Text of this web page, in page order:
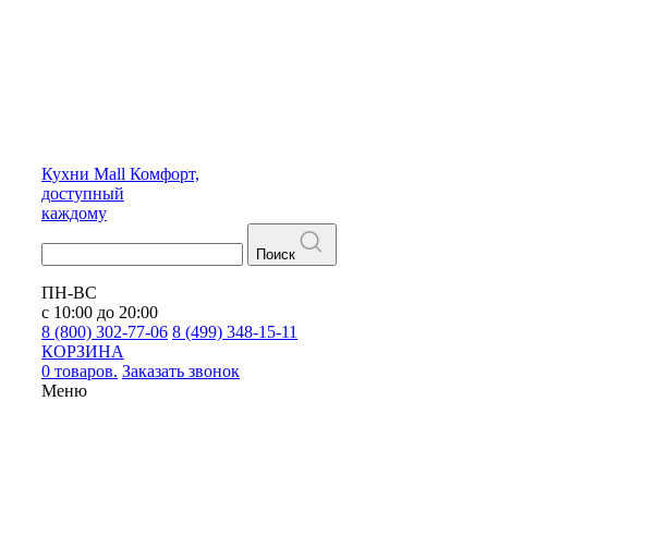
Кухни Mall Комфорт,
доступный
каждому
Поиск
ПН-ВС
с 10:00 до 20:00
8 (800) 302-77-06 8 (499) 348-15-11
КОРЗИНА
0 товаров. Заказать звонок
Меню